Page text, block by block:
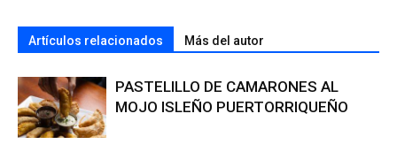
Artículos relacionados Más del autor
PASTELILLO DE CAMARONES AL
MOJO ISLEÑO PUERTORRIQUEÑO